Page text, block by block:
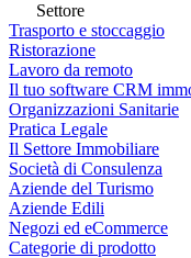
Settore
Trasporto e stoccaggio
Ristorazione
Lavoro da remoto
Il tuo software CRM
Organizzazioni Sanitarie
Pratica Legale
Il Settore Immobiliare
Società di Consulenza
Aziende del Turismo
Aziende Edili
Negozi ed eCommerce
Categorie di prodotto